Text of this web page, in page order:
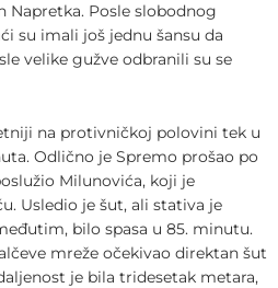
Napretka. Posle slobodnog
su imali još jednu šansu da
velike gužve odbranili su se
na protivničkoj polovini tek u
Odlično je Spremo prošao po
Milunovića, koji je
Usledio je šut, ali stativa je
bilo spasa u 85. minutu.
mreže očekivao direktan šut
je bila tridesetak metara,